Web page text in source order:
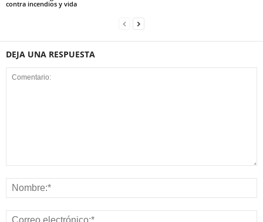
contra incendios y vida
DEJA UNA RESPUESTA